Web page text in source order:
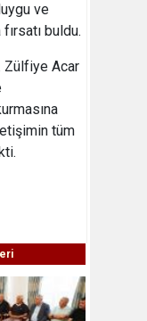
ve
buldu.
Zülfiye Acar
tüm